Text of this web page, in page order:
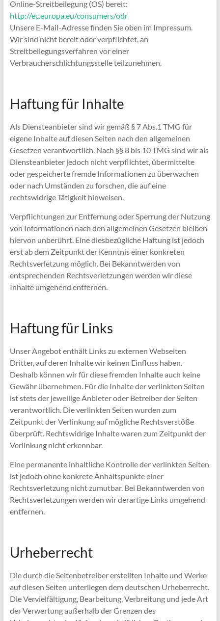
Online-Streitbeilegung (OS) bereit:
http://ec.europa.eu/consumers/odr
Unsere E-Mail-Adresse finden Sie oben im Impressum.
Wir sind nicht bereit oder verpflichtet, an
Streitbeilegungsverfahren vor einer
Verbraucherschlichtungsstelle teilzunehmen.
Haftung für Inhalte
Als Diensteanbieter sind wir gemäß § 7 Abs.1 TMG für
eigene Inhalte auf diesen Seiten nach den allgemeinen
Gesetzen verantwortlich. Nach §§ 8 bis 10 TMG sind wir als
Diensteanbieter jedoch nicht verpflichtet, übermittelte
oder gespeicherte fremde Informationen zu überwachen
oder nach Umständen zu forschen, die auf eine
rechtswidrige Tätigkeit hinweisen.
Verpflichtungen zur Entfernung oder Sperrung der Nutzung
von Informationen nach den allgemeinen Gesetzen bleiben
hiervon unberührt. Eine diesbezügliche Haftung ist jedoch
erst ab dem Zeitpunkt der Kenntnis einer konkreten
Rechtsverletzung möglich. Bei Bekanntwerden von
entsprechenden Rechtsverletzungen werden wir diese
Inhalte umgehend entfernen.
Haftung für Links
Unser Angebot enthält Links zu externen Webseiten
Dritter, auf deren Inhalte wir keinen Einfluss haben.
Deshalb können wir für diese fremden Inhalte auch keine
Gewähr übernehmen. Für die Inhalte der verlinkten Seiten
ist stets der jeweilige Anbieter oder Betreiber der Seiten
verantwortlich. Die verlinkten Seiten wurden zum
Zeitpunkt der Verlinkung auf mögliche Rechtsverstöße
überprüft. Rechtswidrige Inhalte waren zum Zeitpunkt der
Verlinkung nicht erkennbar.
Eine permanente inhaltliche Kontrolle der verlinkten Seiten
ist jedoch ohne konkrete Anhaltspunkte einer
Rechtsverletzung nicht zumutbar. Bei Bekanntwerden von
Rechtsverletzungen werden wir derartige Links umgehend
entfernen.
Urheberrecht
Die durch die Seitenbetreiber erstellten Inhalte und Werke
auf diesen Seiten unterliegen dem deutschen Urheberrecht.
Die Vervielfältigung, Bearbeitung, Verbreitung und jede Art
der Verwertung außerhalb der Grenzen des